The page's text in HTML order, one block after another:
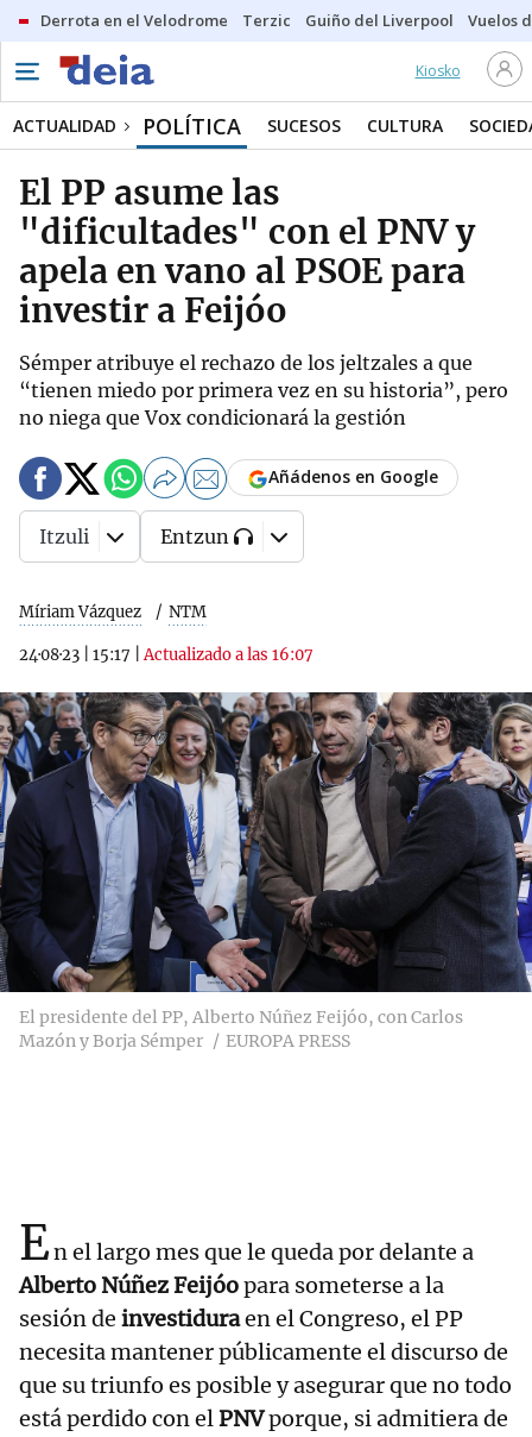
Derrota en el Velodrome Terzic Guiño del Liverpool Vuelos
Kiosko
ACTUALIDAD POLÍTICA SUCESOS CULTURA
El PP asume las
"dificultades" con el PNV y
apela en vano al PSOE para
investir a Feijóo
Sémper atribuye el rechazo de los jeltzales a que
“tienen miedo por primera vez en su historia”, pero
no niega que Vox condicionará la gestión
Míriam Vázquez NTM
24·08·23 15:17 |Actualizado a las 16:07
Añádenos en Google
Itzuli Entzun
El presidente del PP, Alberto Núñez Feijóo, con Carlos
Mazón y Borja Sémper
EUROPA PRESS
En el largo mes que le queda por delante a
Alberto Núñez Feijóopara someterse a la
sesión de investiduraen el Congreso, el PP
necesita mantener públicamente el discurso de
que su triunfo es posible y asegurar que no todo
está perdido con elPNVporque, si admitiera de